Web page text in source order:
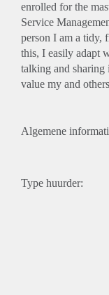
enrolled for the
Service
person I am a tidy,
this, I easily adapt
talking and sharing
value my and
Algemene
Type huurder: